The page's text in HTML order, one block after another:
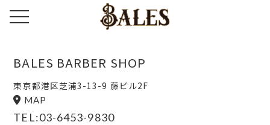
toggle navigation
BALES BARBER SHOP
東京都港区芝浦3-13-9 藤ビル2F
MAP
TEL:03-6453-9830